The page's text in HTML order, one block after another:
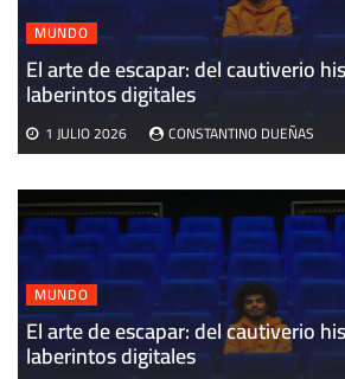
MUNDO
El arte de escapar: del cautiverio
laberintos digitales
MUNDO
El arte de escapar: del cautiverio
laberintos digitales
1 JULIO 2026 CONSTANTINO DUEÑAS